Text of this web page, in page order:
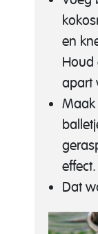
en
Houd
apart
Maak
effect.
Dat